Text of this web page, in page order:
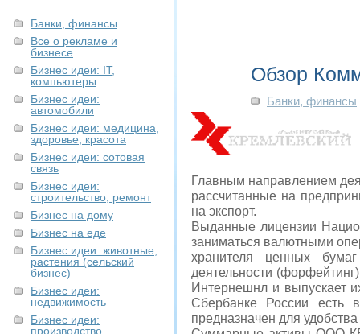
Банки, финансы
Все о рекламе и
бизнесе
Бизнес идеи: IT,
компьютеры
Бизнес идеи:
автомобили
Бизнес идеи: медицина,
здоровье, красота
Бизнес идеи: сотовая
связь
Бизнес идеи:
строительство, ремонт
Бизнес на дому
Бизнес на еде
Бизнес идеи: животные,
растения (сельский
бизнес)
Бизнес идеи:
недвижимость
Бизнес идеи:
производство
Обзор
Банки, финансы
Главным направлением
рассчитанные на
на экспорт.
Выданные лицензии
заниматься валютными
хранителя ценных
деятельности
Интернешнл и выпускает
Сбербанке России есть
предназначен для